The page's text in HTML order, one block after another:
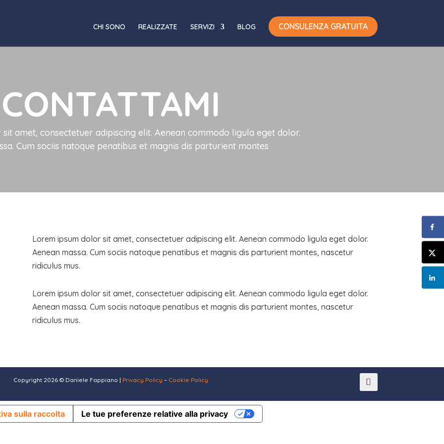
CHI SONO REALIZZATE SERVIZI BLOG CONSULENZA GRATUITA
CONTATTAMI
amet, consectetuer adipiscing elit. Aenean commodo ligula eget dolor.
Cum sociis natoque penatibus et magnis dis parturient montes
Lorem ipsum dolor sit amet, consectetuer adipiscing elit. Aenean commodo ligula eget dolor.
Aenean massa. Cum sociis natoque penatibus et magnis dis parturient montes, nascetur
ridiculus mus.
Lorem ipsum dolor sit amet, consectetuer adipiscing elit. Aenean commodo ligula eget dolor.
Aenean massa. Cum sociis natoque penatibus et magnis dis parturient montes, nascetur
ridiculus mus.
Copyright 2026 © Daniele Fappiano | Privacy Policy – Cookie Policy
sulla raccolta Le tue preferenze relative alla privacy